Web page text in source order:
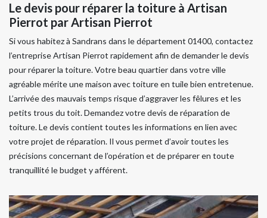
Le devis pour réparer la toiture à Artisan
Pierrot par Artisan Pierrot
Si vous habitez à Sandrans dans le département 01400, contactez
l’entreprise Artisan Pierrot rapidement afin de demander le devis
pour réparer la toiture. Votre beau quartier dans votre ville
agréable mérite une maison avec toiture en tuile bien entretenue.
L’arrivée des mauvais temps risque d’aggraver les fêlures et les
petits trous du toit. Demandez votre devis de réparation de
toiture. Le devis contient toutes les informations en lien avec
votre projet de réparation. Il vous permet d’avoir toutes les
précisions concernant de l’opération et de préparer en toute
tranquillité le budget y afférent.